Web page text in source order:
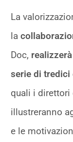
La
la
Doc,
serie di tredici
quali i direttori
illustreranno
e le